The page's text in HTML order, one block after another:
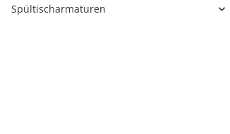
Spültischarmaturen